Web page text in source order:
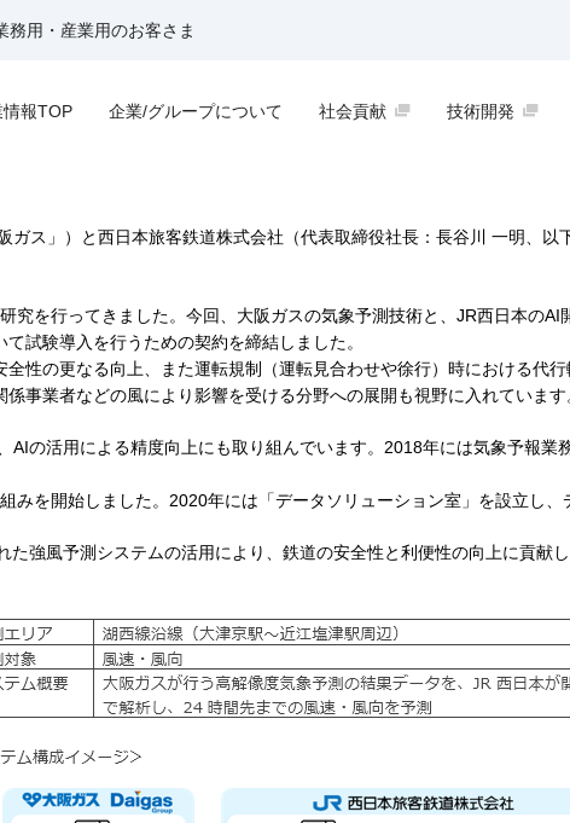
務用・産業用のお客さま
情報TOP 企業/グループについて 社会貢献 技術開発
西線に高精度な強風予測システムを試験導入。
ス」）と西日本旅客鉄道株式会社（代表取締役社長：長谷川 一明、
を行ってきました。今回、大阪ガスの気象予測技術と、JR西日本の
試験導入を行うための契約を締結しました。
性の更なる向上、また運転規制（運転見合わせや徐行）時における代
事業者などの風により影響を受ける分野への展開も視野に入れています
の活用による精度向上にも取り組んでいます。2018年には気象予報
を開始しました。2020年には「データソリューション室」を設立し、
強風予測システムの活用により、鉄道の安全性と利便性の向上に貢献し